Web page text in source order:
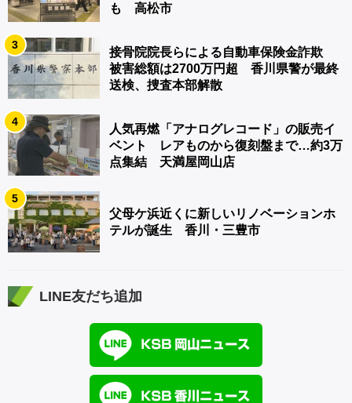
も 高松市
3
接骨院院長らによる自動車保険金詐欺
被害総額は2700万円超 香川県警が最終
送検、捜査本部解散
4
人気再燃「アナログレコード」の販売イ
ベント レアものから復刻盤まで…約3万
点集結 天満屋岡山店
5
父母ケ浜近くに新しいリノベーションホ
テルが誕生 香川・三豊市
LINE友だち追加